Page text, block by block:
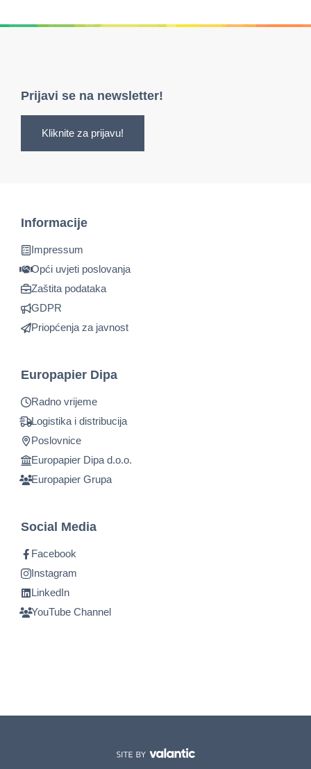
Prijavi se na newsletter!
Kliknite za prijavu!
Informacije
Impressum
Opći uvjeti poslovanja
Zaštita podataka
GDPR
Priopćenja za javnost
Europapier Dipa
Radno vrijeme
Logistika i distribucija
Poslovnice
Europapier Dipa d.o.o.
Europapier Grupa
Social Media
Facebook
Instagram
LinkedIn
YouTube Channel